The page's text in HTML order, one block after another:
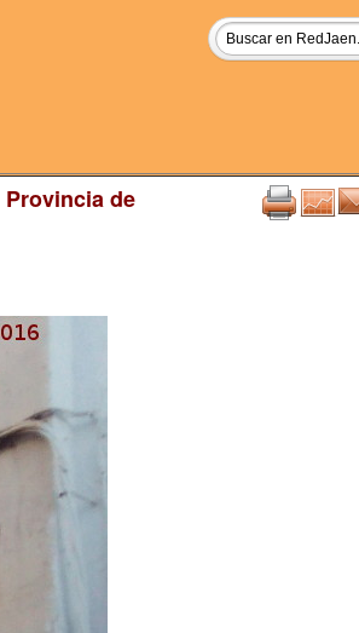
Provincia de